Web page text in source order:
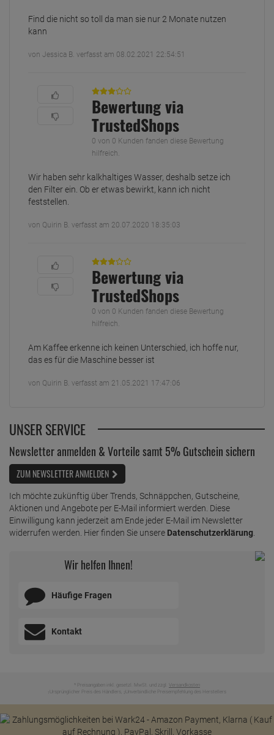
Find die nicht so toll da man sie nur 2 Monate nutzen
kann
von Jessica B. verfasst am 08.02.2021 22:54:51
Bewertung via
TrustedShops
0 von 0 Kunden fanden diese Bewertung
hilfreich.
Wir haben sehr kalkhaltiges Wasser, deshalb setze ich
den Filter ein. Ob er etwas bewirkt, kann ich nicht
feststellen.
von Quirin B. verfasst am 20.07.2020 18:35:03
Bewertung via
TrustedShops
0 von 0 Kunden fanden diese Bewertung
hilfreich.
Am Kaffee erkenne ich keinen Unterschied, ich hoffe nur,
das es für die Maschine besser ist
von Quirin B. verfasst am 21.05.2021 17:47:06
UNSER SERVICE
Newsletter anmelden & Vorteile samt 5% Gutschein sichern
ZUM NEWSLETTER ANMELDEN
Ich möchte zukünftig über Trends, Schnäppchen, Gutscheine,
Aktionen und Angebote per E-Mail informiert werden. Diese
Einwilligung kann jederzeit am Ende jeder E-Mail im Newsletter
widerrufen werden. Hier finden Sie unsere Datenschutzerklärung
Wir helfen Ihnen!
Häufige Fragen
Kontakt
* Preisangaben inkl. gesetzl. MwSt. und zzgl. Versandkosten
Ursprünglicher Preis des Händlers, Unverbindliche Preisempfehlung des Herstellers